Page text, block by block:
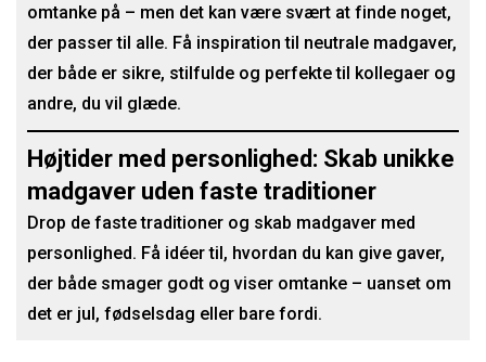
omtanke på – men det kan være svært at finde noget,
der passer til alle. Få inspiration til neutrale madgaver,
der både er sikre, stilfulde og perfekte til kollegaer og
andre, du vil glæde.
Højtider med personlighed: Skab unikke
madgaver uden faste traditioner
Drop de faste traditioner og skab madgaver med
personlighed. Få idéer til, hvordan du kan give gaver,
der både smager godt og viser omtanke – uanset om
det er jul, fødselsdag eller bare fordi.